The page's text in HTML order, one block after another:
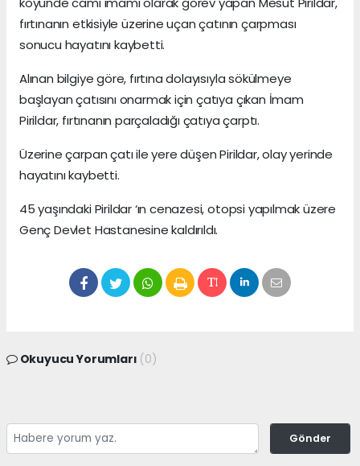
fırtınanın etkisiyle üzerine uçan çatının çarpması
sonucu hayatını kaybetti.
Alınan bilgiye göre, fırtına dolayısıyla sökülmeye
başlayan çatısını onarmak için çatıya çıkan İmam
Pirildar, fırtınanın parçaladığı çatıya çarptı.
Üzerine çarpan çatı ile yere düşen Pirildar, olay yerinde
hayatını kaybetti.
45 yaşındaki Pirildar ‘ın cenazesi, otopsi yapılmak üzere
Genç Devlet Hastanesine kaldırıldı.
Okuyucu Yorumları (0)
Gönder